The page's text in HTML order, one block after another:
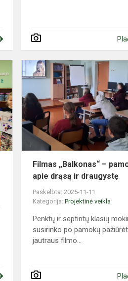
Sveiko
maisto
lėkštė
Filmas „Balkonas“ –
apie drąsą ir draugystę
Paskelbta: 2025-11-11
Kategorija:Projektinė veikla
Penktų ir septintų klasių
susirinko po pamokų
jautraus filmo...